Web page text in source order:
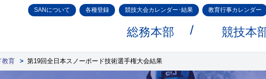
SANについて 各種登録 競技大会カレンダー･結果 教育行事カレンダー
総務本部 競技本
教育 > 第19回全日本スノーボード技術選手権大会結果